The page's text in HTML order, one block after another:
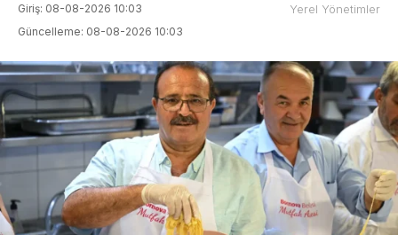
Giriş: 08-08-2026 10:03
Güncelleme: 08-08-2026 10:03
Yerel Yönetimler